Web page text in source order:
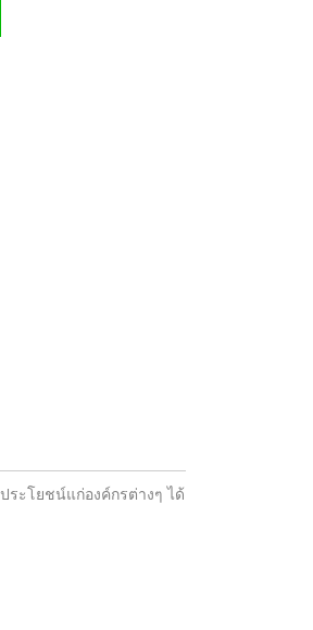
ะโยชน์แก่องค์กรต่างๆ ได้